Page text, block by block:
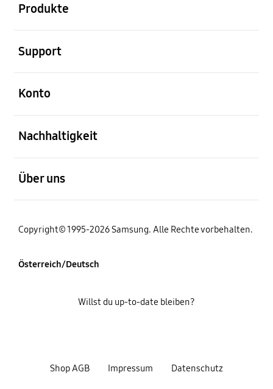
Produkte
Support
Konto
Nachhaltigkeit
Über uns
Copyright© 1995-2026 Samsung. Alle Rechte vorbehalten.
Österreich/Deutsch
Shop AGB Impressum Datenschutz
Willst du up-to-date bleiben?